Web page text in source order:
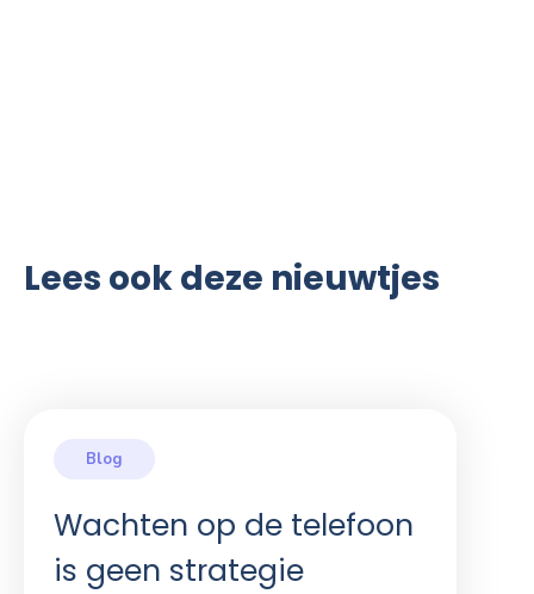
Lees ook deze nieuwtjes
Wachten op de telefoon
is geen strategie